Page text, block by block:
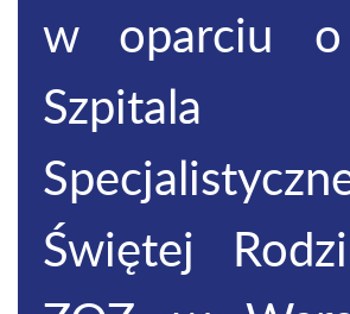
w oparciu
Szpitala
Świętej